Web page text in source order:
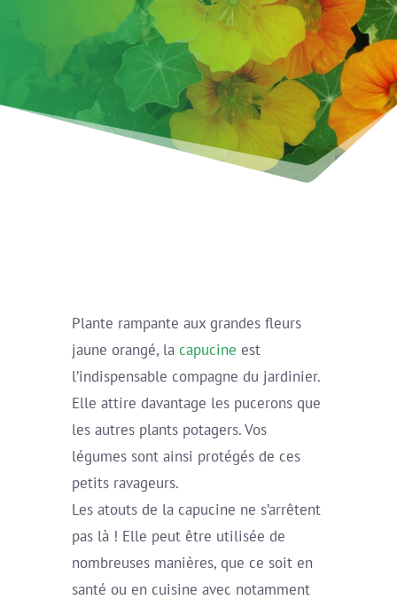
Plante rampante aux grandes fleurs
jaune orangé, la capucine est
l’indispensable compagne du jardinier.
Elle attire davantage les pucerons que
les autres plants potagers. Vos
légumes sont ainsi protégés de ces
petits ravageurs.
Les atouts de la capucine ne s’arrêtent
pas là ! Elle peut être utilisée de
nombreuses manières, que ce soit en
santé ou en cuisine avec notamment